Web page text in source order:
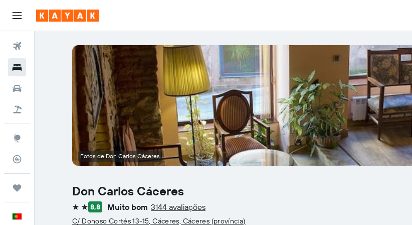
Monitorizador de voos
Don Carlos Cáceres
2 estrelas
8,8 Muito bom 3144 avaliações
C/ Donoso Cortés 13-15, Cáceres, Cáceres (província)
Fotos de Don Carlos Cáceres